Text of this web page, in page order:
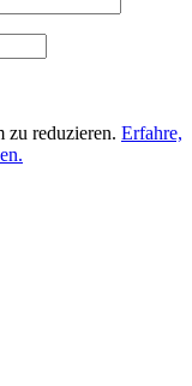
zu reduzieren. Erfahre,